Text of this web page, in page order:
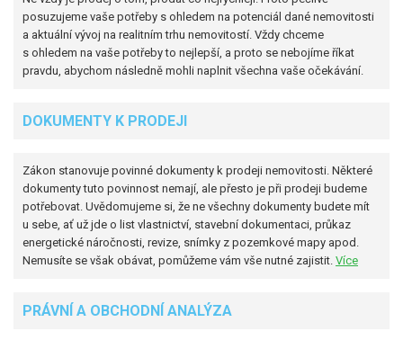
posuzujeme vaše potřeby s ohledem na potenciál dané nemovitosti
a aktuální vývoj na realitním trhu nemovitostí. Vždy chceme
s ohledem na vaše potřeby to nejlepší, a proto se nebojíme říkat
pravdu, abychom následně mohli naplnit všechna vaše očekávání.
DOKUMENTY K PRODEJI
Zákon stanovuje povinné dokumenty k prodeji nemovitosti. Některé
dokumenty tuto povinnost nemají, ale přesto je při prodeji budeme
potřebovat. Uvědomujeme si, že ne všechny dokumenty budete mít
u sebe, ať už jde o list vlastnictví, stavební dokumentaci, průkaz
energetické náročnosti, revize, snímky z pozemkové mapy apod.
Nemusíte se však obávat, pomůžeme vám vše nutné zajistit. Více
PRÁVNÍ A OBCHODNÍ ANALÝZA